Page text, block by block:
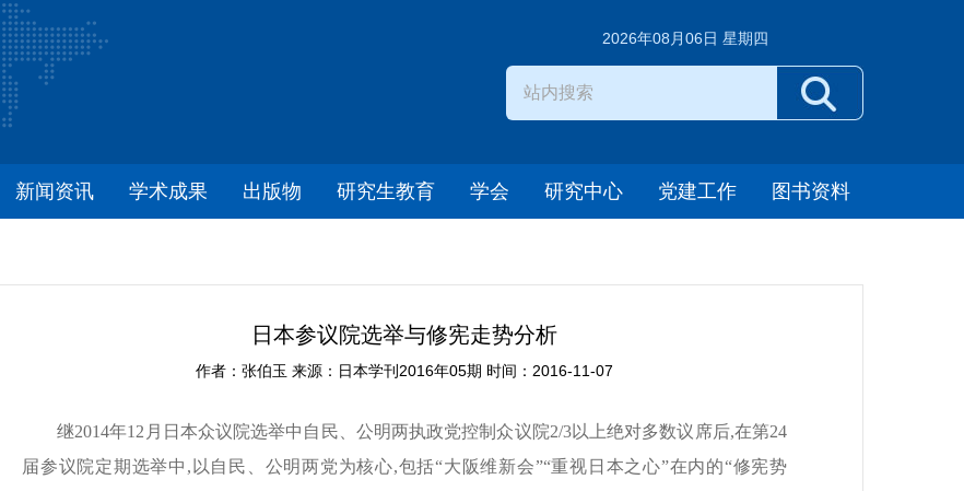
2026年08月06日 星期四
新闻资讯 学术成果 出版物 研究生教育 学会 研究中心 党建工作 图书资料
日本参议院选举与修宪走势分析
作者：张伯玉 来源：日本学刊2016年05期 时间：2016-11-07
继2014年12月日本众议院选举中自民、公明两执政党控制众议院2/3以上绝对多数议席后,在第24
届参议院定期选举中,以自民、公明两党为核心,包括“大阪维新会”“重视日本之心”在内的“修宪势